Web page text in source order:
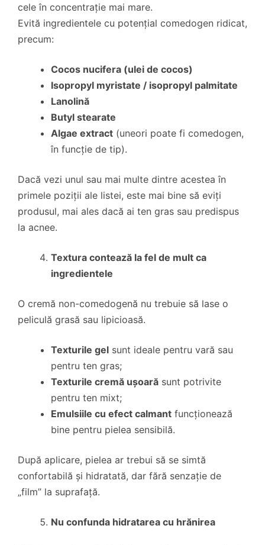
cele în concentrație mai mare.
Evită ingredientele cu potențial comedogen ridicat,
precum:
Cocos nucifera (ulei de cocos)
Isopropyl myristate / isopropyl palmitate
Lanolină
Butyl stearate
Algae extract (uneori poate fi comedogen,
în funcție de tip).
Dacă vezi unul sau mai multe dintre acestea în
primele poziții ale listei, este mai bine să eviți
produsul, mai ales dacă ai ten gras sau predispus
la acnee.
Textura contează la fel de mult ca
ingredientele
O cremă non-comedogenă nu trebuie să lase o
peliculă grasă sau lipicioasă.
Texturile gel sunt ideale pentru vară sau
pentru ten gras;
Texturile cremă ușoară sunt potrivite
pentru ten mixt;
Emulsiile cu efect calmant funcționează
bine pentru pielea sensibilă.
După aplicare, pielea ar trebui să se simtă
confortabilă și hidratată, dar fără senzație de
„film” la suprafață.
Nu confunda hidratarea cu hrănirea